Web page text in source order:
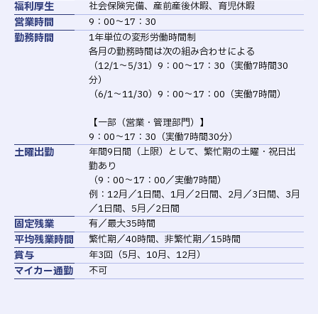
福利厚生 社会保険完備、産前産後休暇、育児休暇
営業時間 9：00～17：30
勤務時間
1年単位の変形労働時間制
各月の勤務時間は次の組み合わせによる
（12/1～5/31）9：00～17：30（実働7時間30
分）
（6/1～11/30）9：00～17：00（実働7時間）
【一部（営業・管理部門）】
9：00～17：30（実働7時間30分）
土曜出勤
年間9日間（上限）として、繁忙期の土曜・祝日出
勤あり
（9：00～17：00／実働7時間）
例：12月／1日間、1月／2日間、2月／3日間、3月
／1日間、5月／2日間
固定残業 有／最大35時間
平均残業時間 繁忙期／40時間、非繁忙期／15時間
賞与 年3回（5月、10月、12月）
マイカー通勤 不可